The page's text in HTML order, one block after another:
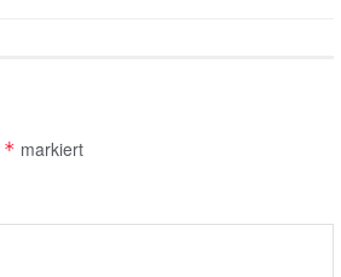
* markiert